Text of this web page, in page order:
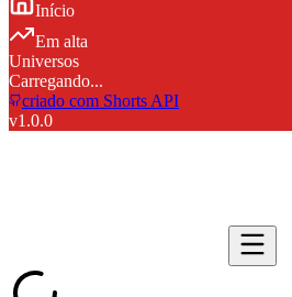
Início
Em alta
Universos
Carregando...
criado com Shorts API
v1.0.0